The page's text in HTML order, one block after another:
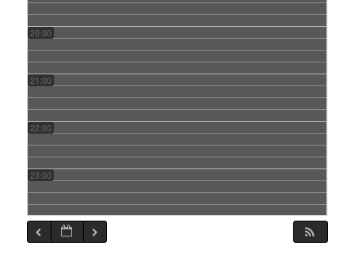
20:00
21:00
22:00
23:00